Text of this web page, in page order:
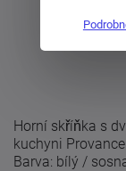
Horní skříňka s
kuchyni
Barva: bílý /